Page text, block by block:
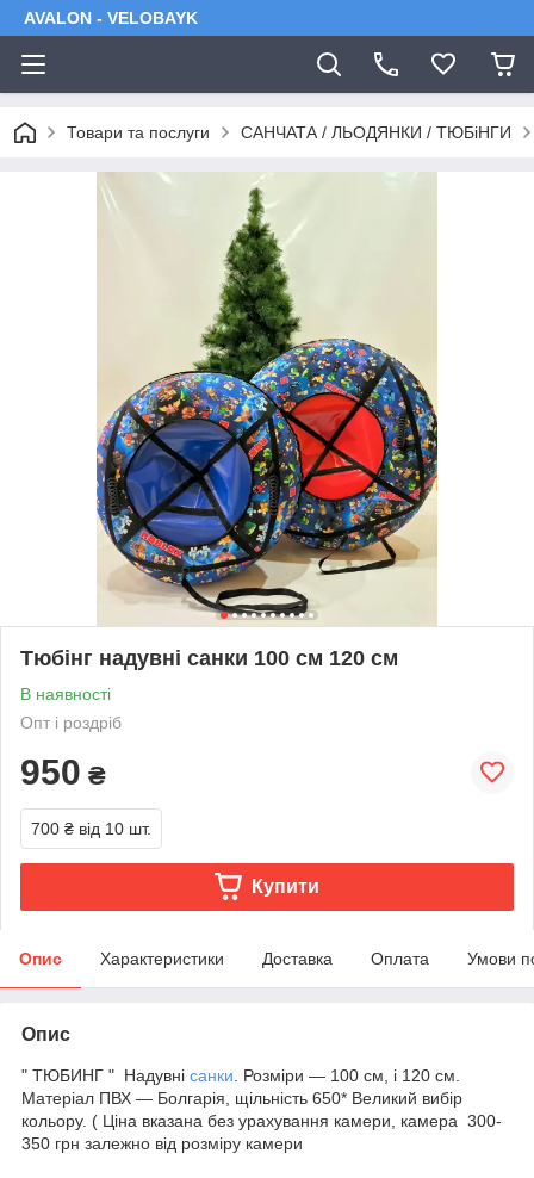
AVALON - VELOBAYK
Товари та послуги САНЧАТА / ЛЬОДЯНКИ / ТЮБіНГИ
Тюбінг надувні санки 100 см 120 см
В наявності
Опт і роздріб
950 ₴
700 ₴ від 10 шт.
Купити
Опис Характеристики Доставка Оплата Умови
Опис
" ТЮБИНГ " Надувні санки . Розміри — 100 см, і 120 см.
Матеріал ПВХ — Болгарія, щільність 650* Великий вибір
кольору. ( Ціна вказана без урахування камери, камера 300-
350 грн залежно від розміру камери